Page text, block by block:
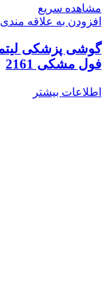
مشاهده سریع
افزودن به علاقه مندی
فول مشکی 2161
اطلاعات بیشتر